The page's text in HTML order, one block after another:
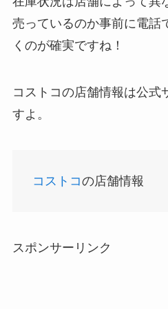
売っているのか事前に電話
くのが確実ですね！
コストコの店舗情報は公式
すよ。
コストコの店舗情報
スポンサーリンク